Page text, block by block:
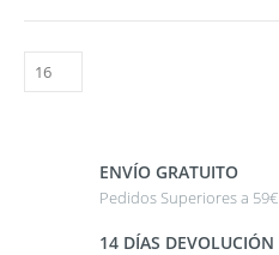
ENVÍO GRATUITO
Pedidos Superiores a 59€
14 DÍAS DEVOLUCIÓN